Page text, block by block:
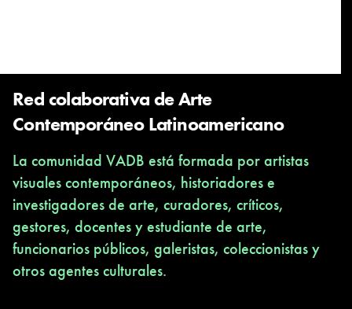
Red colaborativa de Arte
Contemporáneo Latinoamericano
La comunidad VADB está formada por artistas
visuales contemporáneos, historiadores e
investigadores de arte, curadores, críticos,
gestores, docentes y estudiante de arte,
funcionarios públicos, galeristas, coleccionistas y
otros agentes culturales.